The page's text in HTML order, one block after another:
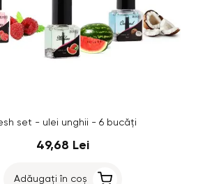
set - ulei unghii - 6 bucăți
49,68 Lei
Adăugați în coș